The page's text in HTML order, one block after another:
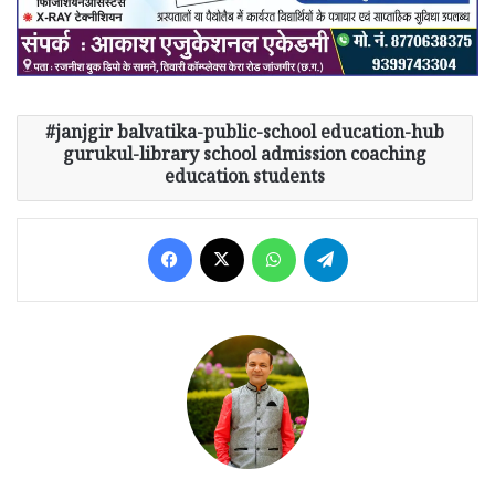
janjgir balvatika-public-school education-hub
gurukul-library school admission coaching
education students
Facebook WhatsApp